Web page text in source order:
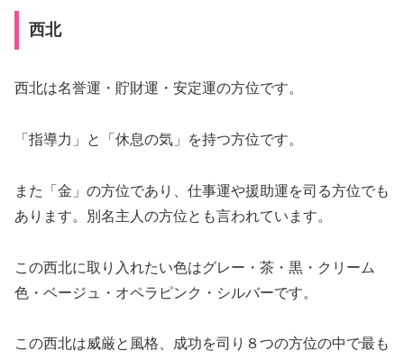
西北
西北は名誉運・貯財運・安定運の方位です。
「指導力」と「休息の気」を持つ方位です。
また「金」の方位であり、仕事運や援助運を司る方位でも
あります。別名主人の方位とも言われています。
この西北に取り入れたい色はグレー・茶・黒・クリーム
色・ベージュ・オペラピンク・シルバーです。
この西北は威厳と風格、成功を司り８つの方位の中で最も